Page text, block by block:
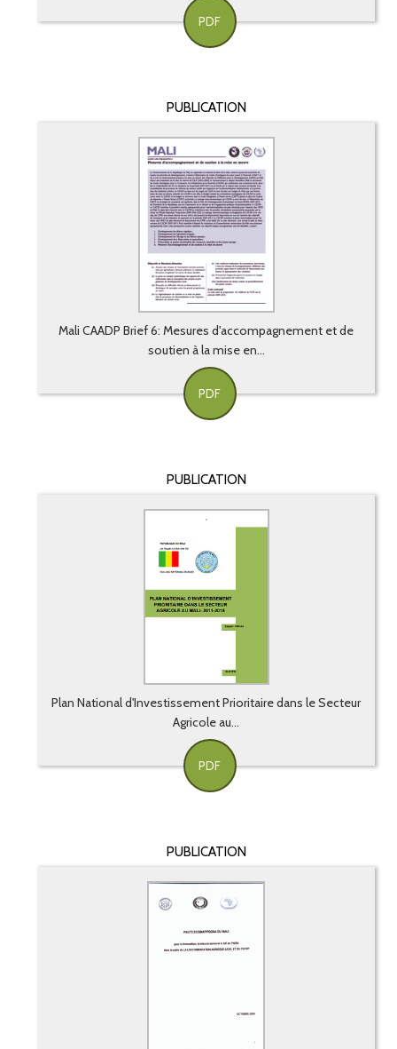
PDF
PUBLICATION
Mali CAADP Brief 6: Mesures d'accompagnement et de
soutien à la mise en...
PDF
PUBLICATION
Plan National d'Investissement Prioritaire dans le Secteur
Agricole au...
PDF
PUBLICATION